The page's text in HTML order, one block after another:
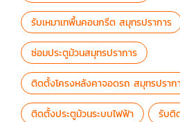
รับเหมาเทพื้นคอนกรีต สมุทรปราการ
ซ่อมประตูม้วนสมุทรปราการ
ติดตั้งโครงหลังคาจอดรถ สมุทรปราก
ติดตั้งประตูม้วนระบบไฟฟ้า รับติ